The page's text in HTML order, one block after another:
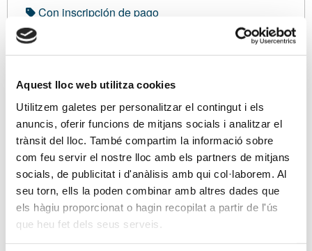
Aquest lloc web utilitza cookies
Utilitzem galetes per personalitzar el contingut i els
anuncis, oferir funcions de mitjans socials i analitzar el
trànsit del lloc. També compartim la informació sobre
com feu servir el nostre lloc amb els partners de mitjans
socials, de publicitat i d'anàlisis amb qui col·laborem. Al
seu torn, ells la poden combinar amb altres dades que
els hàgiu proporcionat o hagin recopilat a partir de l'ús
que heu fet dels seus serveis.
Con inscripción de pago
Modalidad virtual
No asociado:
75,00 €
Tarragona:25,00 €
Soy asociado/a
Inscripción VIRTUAL
Ponentes